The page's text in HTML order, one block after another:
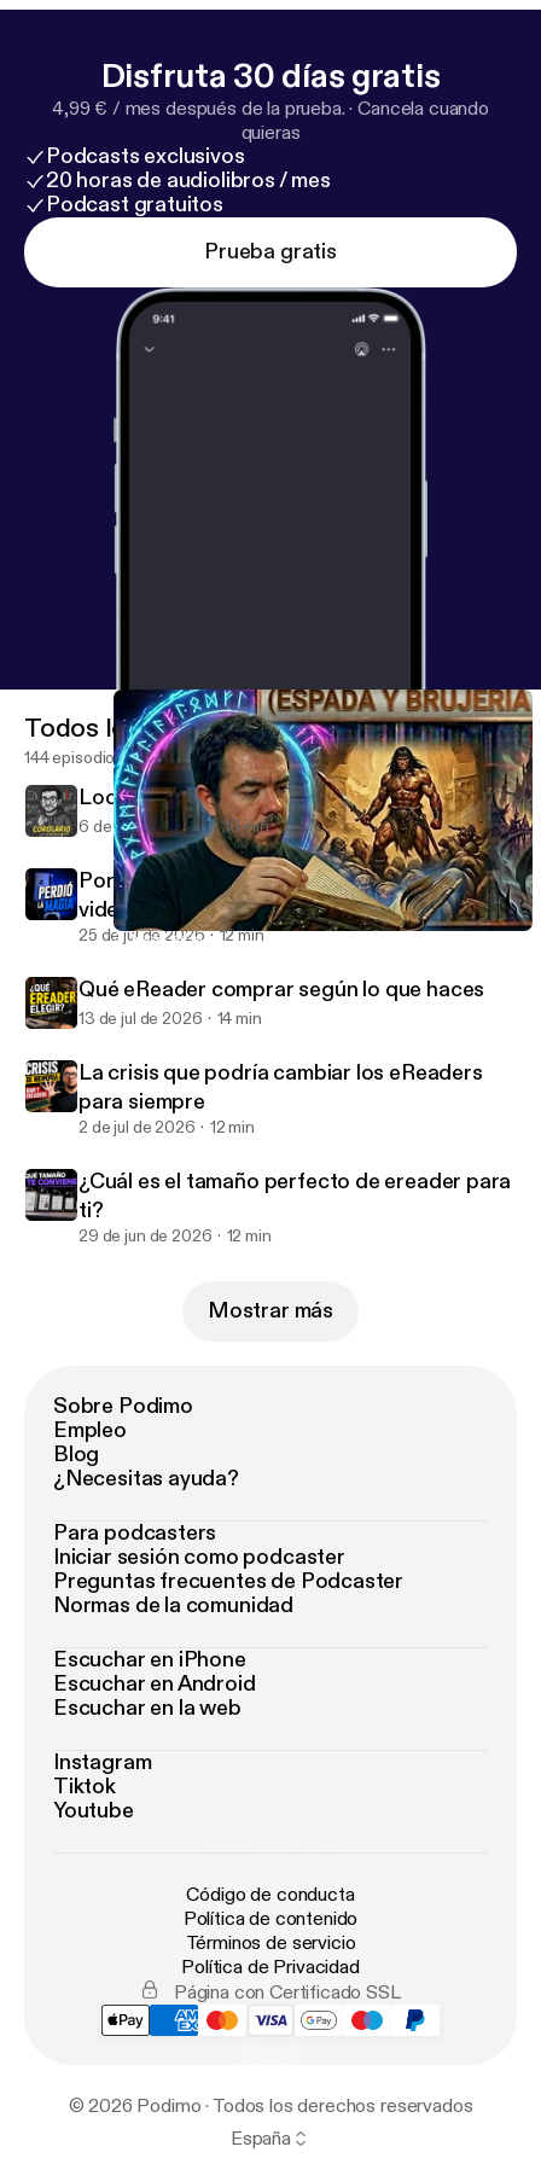
w.tiktok.com/@memogarridoxpX: https://x.com/me
mogarridoxp
Disfruta 30 días gratis
4,99 € / mes después de la prueba. ·Cancela cuando
quieras
Podcasts exclusivos
20 horas de audiolibros / mes
Podcast gratuitos
Prueba gratis
3 Joyas de la ESPADA Y BRUJERÍA para empezar a leer. Parte 3
Todos los episodios
144 episodios
Lochby: el cuaderno todoterreno
6 de ago de 2026 10 min
Por qué PlayStation casi me hizo dejar los
videojuegos
25 de jul de 2026 12 min
Qué eReader comprar según lo que haces
13 de jul de 2026 14 min
La crisis que podría cambiar los eReaders
para siempre
2 de jul de 2026 12 min
¿Cuál es el tamaño perfecto de ereader para
ti?
29 de jun de 2026 12 min
Mostrar más
Sobre Podimo
Empleo
Blog
¿Necesitas ayuda?
Para podcasters
Iniciar sesión como podcaster
Preguntas frecuentes de Podcaster
Normas de la comunidad
Escuchar en iPhone
Escuchar en Android
Escuchar en la web
Instagram
Tiktok
Youtube
Código de conducta
Política de contenido
Términos de servicio
Política de Privacidad
Página con Certificado SSL
© 2026 Podimo · Todos los derechos reservados
España